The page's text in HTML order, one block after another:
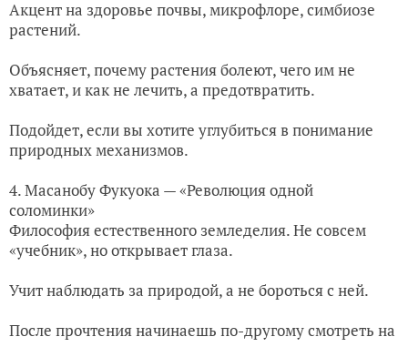
Акцент на здоровье почвы, микрофлоре, симбиозе
растений.
Объясняет, почему растения болеют, чего им не
хватает, и как не лечить, а предотвратить.
Подойдет, если вы хотите углубиться в понимание
природных механизмов.
4. Масанобу Фукуока — «Революция одной
соломинки»
Философия естественного земледелия. Не совсем
«учебник», но открывает глаза.
Учит наблюдать за природой, а не бороться с ней.
После прочтения начинаешь по-другому смотреть на